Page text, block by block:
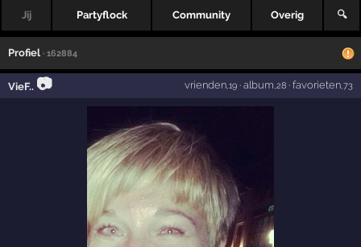
Jij Partyflock Community Overig 🔍
Profiel · 162884
VieF.. 📷 vrienden,19· album ,28· favorieten,73